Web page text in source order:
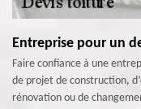
Entreprise pour un
Faire confiance à une
de projet de construction,
rénovation ou de